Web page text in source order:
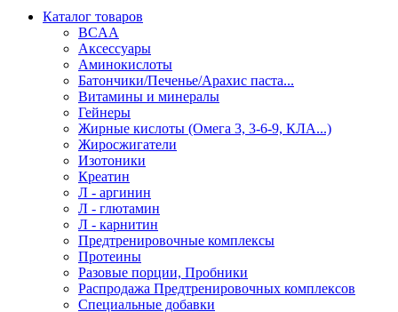
Каталог товаров
BCAA
Аксессуары
Аминокислоты
Батончики/Печенье/Арахис паста...
Витамины и минералы
Гейнеры
Жирные кислоты (Омега 3, 3-6-9, КЛА...)
Жиросжигатели
Изотоники
Креатин
Л - аргинин
Л - глютамин
Л - карнитин
Предтренировочные комплексы
Протеины
Разовые порции, Пробники
Распродажа Предтренировочных комплексов
Специальные добавки